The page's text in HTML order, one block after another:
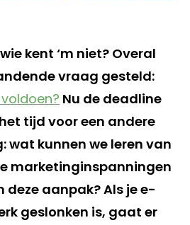
wie kent ‘m niet? Overal
vraag gesteld:
Nu de deadline
tijd voor een andere
wat kunnen we leren van
marketinginspanningen
deze aanpak? Als je e-
geslonken is, gaat er